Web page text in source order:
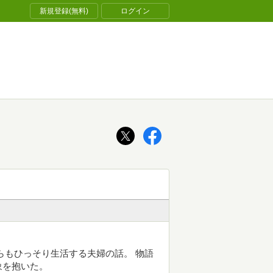
新規登録(無料) ログイン
ひっそり生活する夫婦の話。 物語
抱いた。